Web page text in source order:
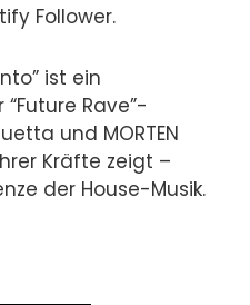
Follower.
ist ein
Rave”-
und MORTEN
Kräfte zeigt –
der House-Musik.